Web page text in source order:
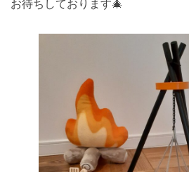
お待ちしております🎄